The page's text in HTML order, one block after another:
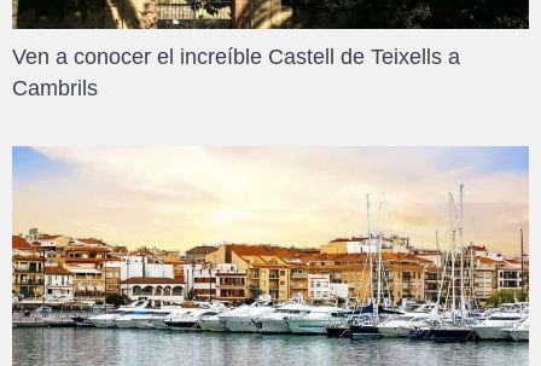
Ven a conocer el increíble Castell de Teixells a
Cambrils